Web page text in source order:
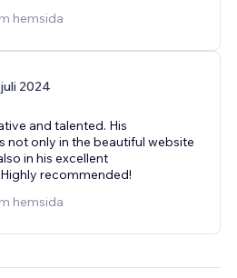
hemsida
2024
and talented. His
not only in the beautiful website
in his excellent
recommended!
hemsida